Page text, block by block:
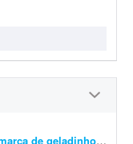
Criar branding e identidade visual para marca de geladinhos gourmet